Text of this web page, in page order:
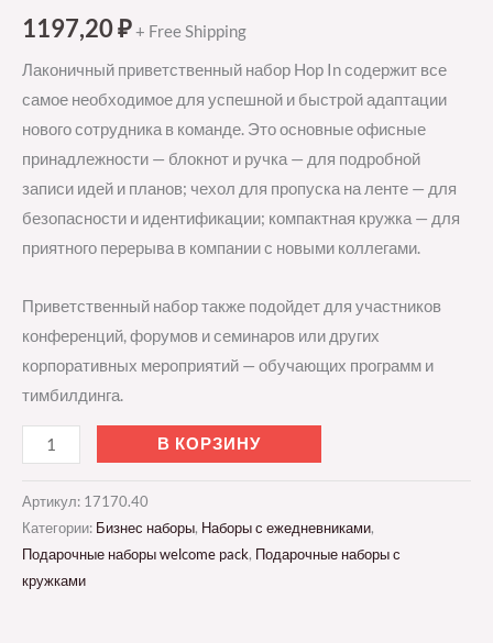
1197,20₽+ Free Shipping
Лаконичный приветственный набор Hop In содержит все
самое необходимое для успешной и быстрой адаптации
нового сотрудника в команде. Это основные офисные
принадлежности — блокнот и ручка — для подробной
записи идей и планов; чехол для пропуска на ленте — для
безопасности и идентификации; компактная кружка — для
приятного перерыва в компании с новыми коллегами.
Приветственный набор также подойдет для участников
конференций, форумов и семинаров или других
корпоративных мероприятий — обучающих программ и
тимбилдинга.
В КОРЗИНУ
Артикул: 17170.40
Категории: Бизнес наборы, Наборы с ежедневниками,
Подарочные наборы welcome pack, Подарочные наборы с
кружками